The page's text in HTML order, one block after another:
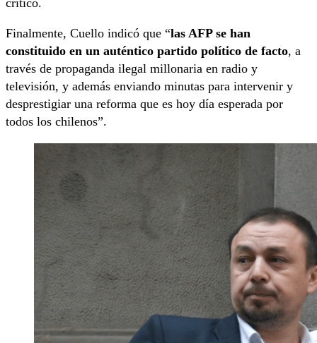
Finalmente, Cuello indicó que “las AFP se han
constituido en un auténtico partido político de facto, a
través de propaganda ilegal millonaria en radio y
televisión, y además enviando minutas para intervenir y
desprestigiar una reforma que es hoy día esperada por
todos los chilenos”.